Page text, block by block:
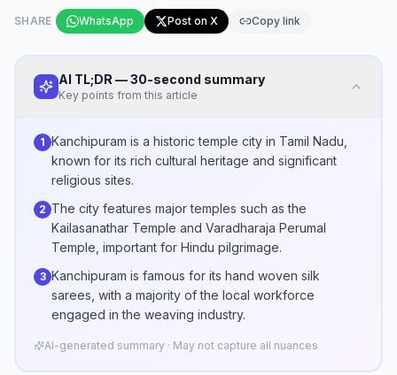
SHARE WhatsApp Post on X Copy link
AI TL;DR — 30-second summary
Key points from this article
1 Kanchipuram is a historic temple city in Tamil Nadu,
known for its rich cultural heritage and significant
religious sites.
2 The city features major temples such as the
Kailasanathar Temple and Varadharaja Perumal
Temple, important for Hindu pilgrimage.
3 Kanchipuram is famous for its hand woven silk
sarees, with a majority of the local workforce
engaged in the weaving industry.
AI-generated summary · May not capture all nuances